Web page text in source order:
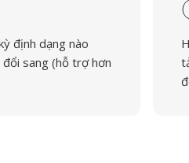
định dạng nào
đổi sang (hỗ trợ hơn